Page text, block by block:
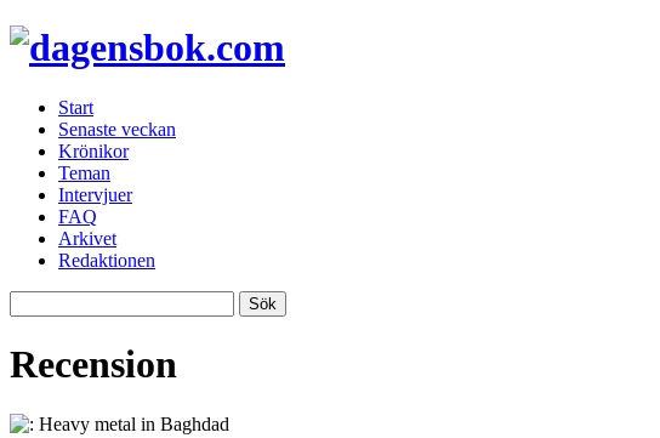
Start
Senaste veckan
Krönikor
Teman
Intervjuer
FAQ
Arkivet
Redaktionen
Recension